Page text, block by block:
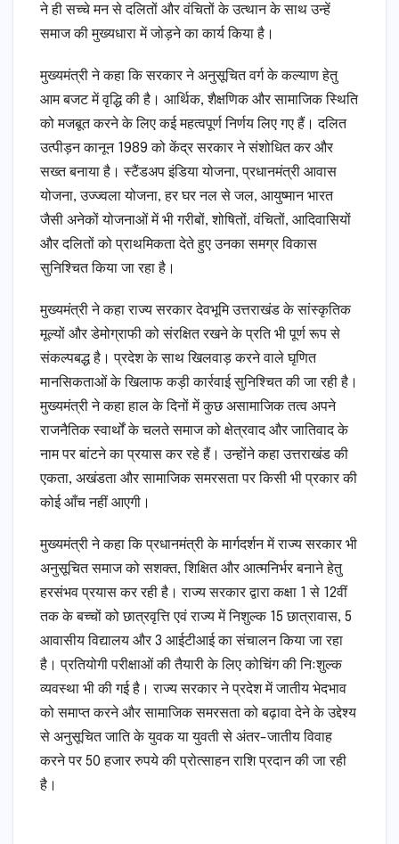
ने ही सच्चे मन से दलितों और वंचितों के उत्थान के साथ उन्हें
समाज की मुख्यधारा में जोड़ने का कार्य किया है।
मुख्यमंत्री ने कहा कि सरकार ने अनुसूचित वर्ग के कल्याण हेतु
आम बजट में वृद्धि की है। आर्थिक, शैक्षणिक और सामाजिक स्थिति
को मजबूत करने के लिए कई महत्वपूर्ण निर्णय लिए गए हैं। दलित
उत्पीड़न कानून 1989 को केंद्र सरकार ने संशोधित कर और
सख्त बनाया है। स्टैंडअप इंडिया योजना, प्रधानमंत्री आवास
योजना, उज्ज्वला योजना, हर घर नल से जल, आयुष्मान भारत
जैसी अनेकों योजनाओं में भी गरीबों, शोषितों, वंचितों, आदिवासियों
और दलितों को प्राथमिकता देते हुए उनका समग्र विकास
सुनिश्चित किया जा रहा है।
मुख्यमंत्री ने कहा राज्य सरकार देवभूमि उत्तराखंड के सांस्कृतिक
मूल्यों और डेमोग्राफी को संरक्षित रखने के प्रति भी पूर्ण रूप से
संकल्पबद्ध है। प्रदेश के साथ खिलवाड़ करने वाले घृणित
मानसिकताओं के खिलाफ कड़ी कार्रवाई सुनिश्चित की जा रही है।
मुख्यमंत्री ने कहा हाल के दिनों में कुछ असामाजिक तत्व अपने
राजनैतिक स्वार्थों के चलते समाज को क्षेत्रवाद और जातिवाद के
नाम पर बांटने का प्रयास कर रहे हैं। उन्होंने कहा उत्तराखंड की
एकता, अखंडता और सामाजिक समरसता पर किसी भी प्रकार की
कोई आँच नहीं आएगी।
मुख्यमंत्री ने कहा कि प्रधानमंत्री के मार्गदर्शन में राज्य सरकार भी
अनुसूचित समाज को सशक्त, शिक्षित और आत्मनिर्भर बनाने हेतु
हरसंभव प्रयास कर रही है। राज्य सरकार द्वारा कक्षा 1 से 12वीं
तक के बच्चों को छात्रवृत्ति एवं राज्य में निशुल्क 15 छात्रावास, 5
आवासीय विद्यालय और 3 आईटीआई का संचालन किया जा रहा
है। प्रतियोगी परीक्षाओं की तैयारी के लिए कोचिंग की निःशुल्क
व्यवस्था भी की गई है। राज्य सरकार ने प्रदेश में जातीय भेदभाव
को समाप्त करने और सामाजिक समरसता को बढ़ावा देने के उद्देश्य
से अनुसूचित जाति के युवक या युवती से अंतर-जातीय विवाह
करने पर 50 हजार रुपये की प्रोत्साहन राशि प्रदान की जा रही
है।